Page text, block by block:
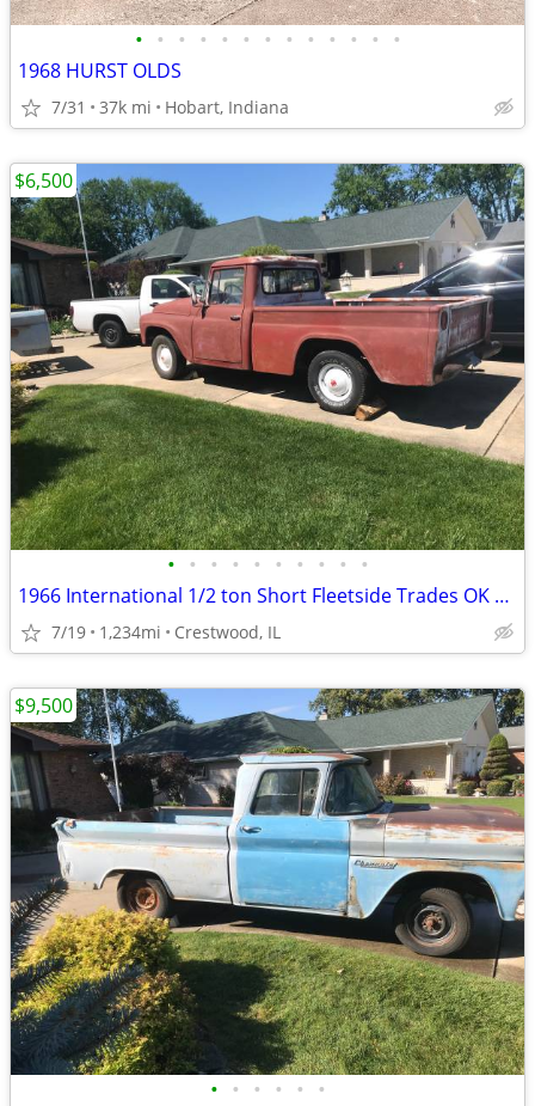
• • • • • • • • • • • • •
1968 HURST OLDS
7/31 37k mi Hobart, Indiana
• • • • • • • • • •
1966 International 1/2 ton Short Fleetside Trades OK $6500
7/19 1,234mi Crestwood, IL
$6,500
• • • • • •
$9,500